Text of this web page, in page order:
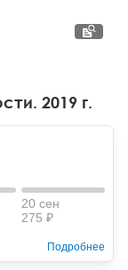
НЛП
2019 г.
20 сен
275 ₽
Подробнее